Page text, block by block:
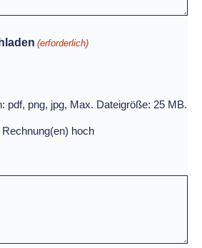
(erforderlich)
pdf, png, jpg, Max. Dateigröße: 25 MB.
hoch